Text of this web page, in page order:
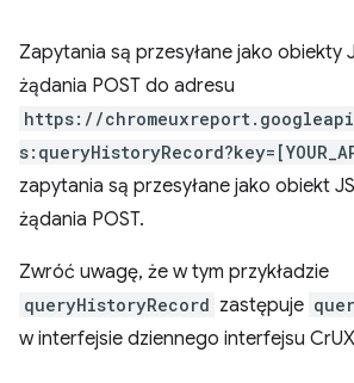
Zapytania są przesyłane jako obiekty
żądania POST do adresu
https://
zapytania są przesyłane jako obiekt
żądania POST.
Zwróć uwagę, że w tym przykładzie
queryHistoryRecord zastępuje
w interfejsie dziennego interfejsu